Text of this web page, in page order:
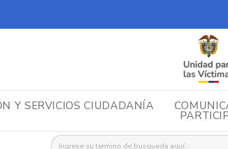
Y SERVICIOS CIUDADANÍA
Buscar: